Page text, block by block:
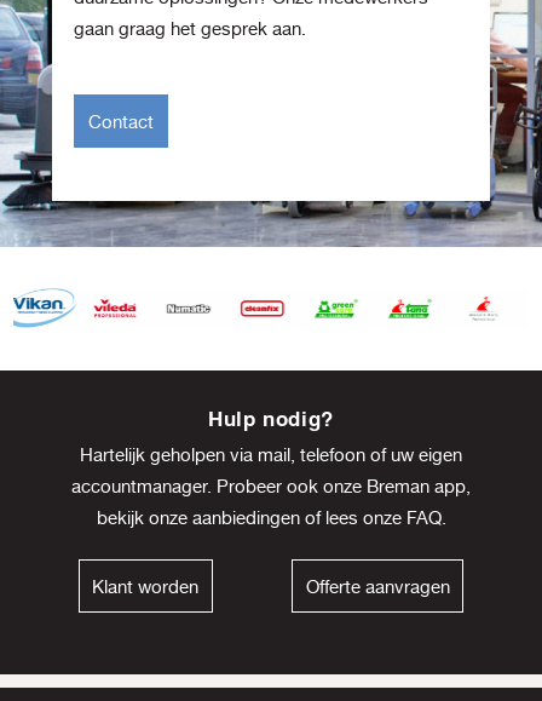
gaan graag het gesprek aan.
Contact
Hulp nodig?
Hartelijk geholpen via mail, telefoon of uw eigen
accountmanager. Probeer ook onze Breman app,
bekijk onze aanbiedingenof lees onze FAQ.
Klant worden Offerte aanvragen